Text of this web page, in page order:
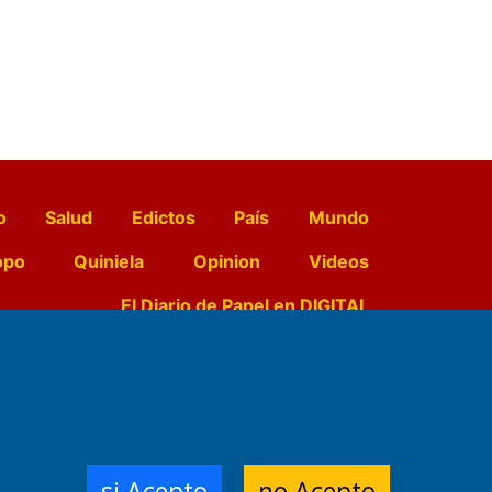
Salud Edictos País
Mundo
Quiniela Opinion
Videos
El Diario de Papel en DIGITAL